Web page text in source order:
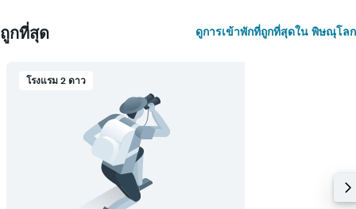
ถูกที่สุด ดูการเข้าพักที่ถูกที่สุดใน พิษณุโลก
โรงแรม 2 ดาว